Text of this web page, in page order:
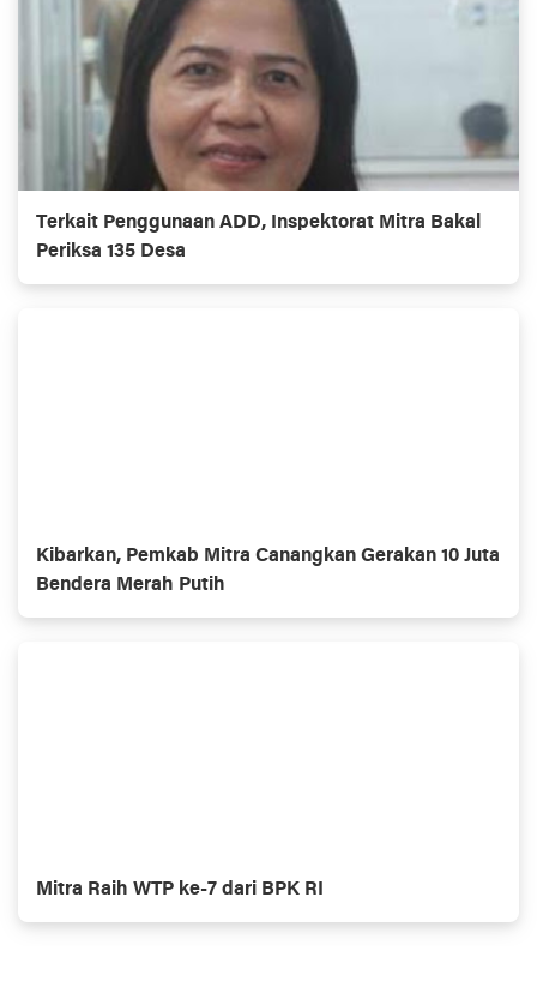
Terkait Penggunaan ADD, Inspektorat Mitra Bakal
Periksa 135 Desa
Kibarkan, Pemkab Mitra Canangkan Gerakan 10 Juta
Bendera Merah Putih
Mitra Raih WTP ke-7 dari BPK RI